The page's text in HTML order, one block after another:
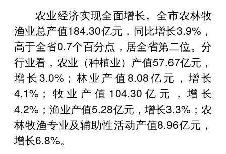
农业经济实现全面增长。全市农林牧
渔业总产值184.30亿元，同比增长3.9%，
高于全省0.7个百分点，居全省第二位。分
行业看，农业（种植业）产值57.67亿元，
增长3.0%；林业产值8.08亿元，增长
4.1%；牧业产值104.30亿元，增长
4.2%；渔业产值5.28亿元，增长3.3%；农
林牧渔专业及辅助性活动产值8.96亿元，
增长6.8%。